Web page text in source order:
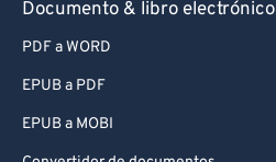
Documento & libro electrónico
PDF a WORD
EPUB a PDF
EPUB a MOBI